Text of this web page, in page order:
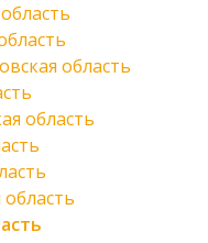
область
область